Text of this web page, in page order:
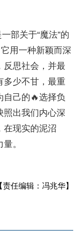
部关于“魔法”的
用一种新颖而深
反思社会，并最
多少不甘，最重
自己的🔥选择负
照出我们内心深
在现实的泥沼
。
责任编辑：冯兆华】